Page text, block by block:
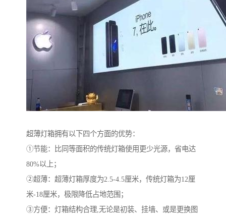
超薄灯箱拥有以下四个方面的优势：
①节能：比同等面积的传统灯箱使用更少光源，省电达
80%以上；
②超薄：超薄灯箱厚度为2.5-4.5厘米，传统灯箱为12厘
米-18厘米，极限降低占地范围；
③方便：灯箱结构合理,无论是初装、挂墙、或是更换图